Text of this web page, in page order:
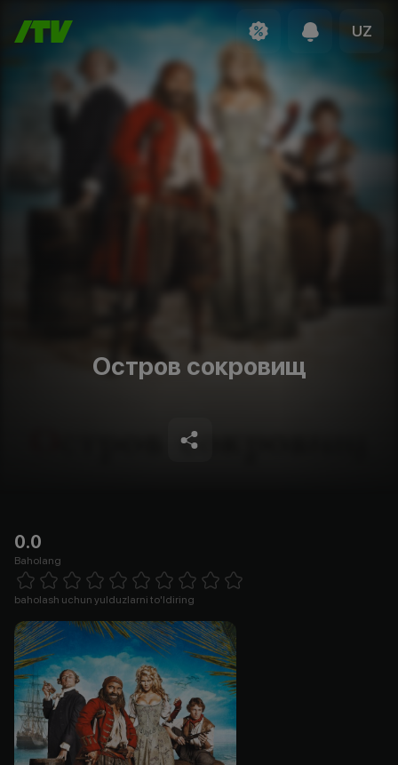
UZ
Остров сокровищ
0.0
Baholang
1 Star 2 Stars 3 Stars 4 Stars5 Stars 6 Stars7 Stars8 Stars
baholash uchun yulduzlarni to'ldiring